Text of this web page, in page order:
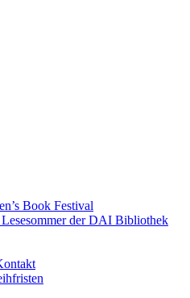
Book Festival
Lesesommer der DAI Bibliothek